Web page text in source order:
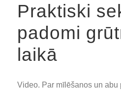
Praktiski
padomi
laikā
Video. Par mīlēšanos un abu